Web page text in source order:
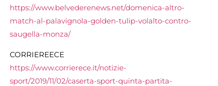
https://www.belvederenews.net/domenica-altro-
match-al-palavignola-golden-tulip-volalto-contro-
saugella-monza/
CORRIEREECE
https://www.corrierece.it/notizie-
sport/2019/11/02/caserta-sport-quinta-partita-